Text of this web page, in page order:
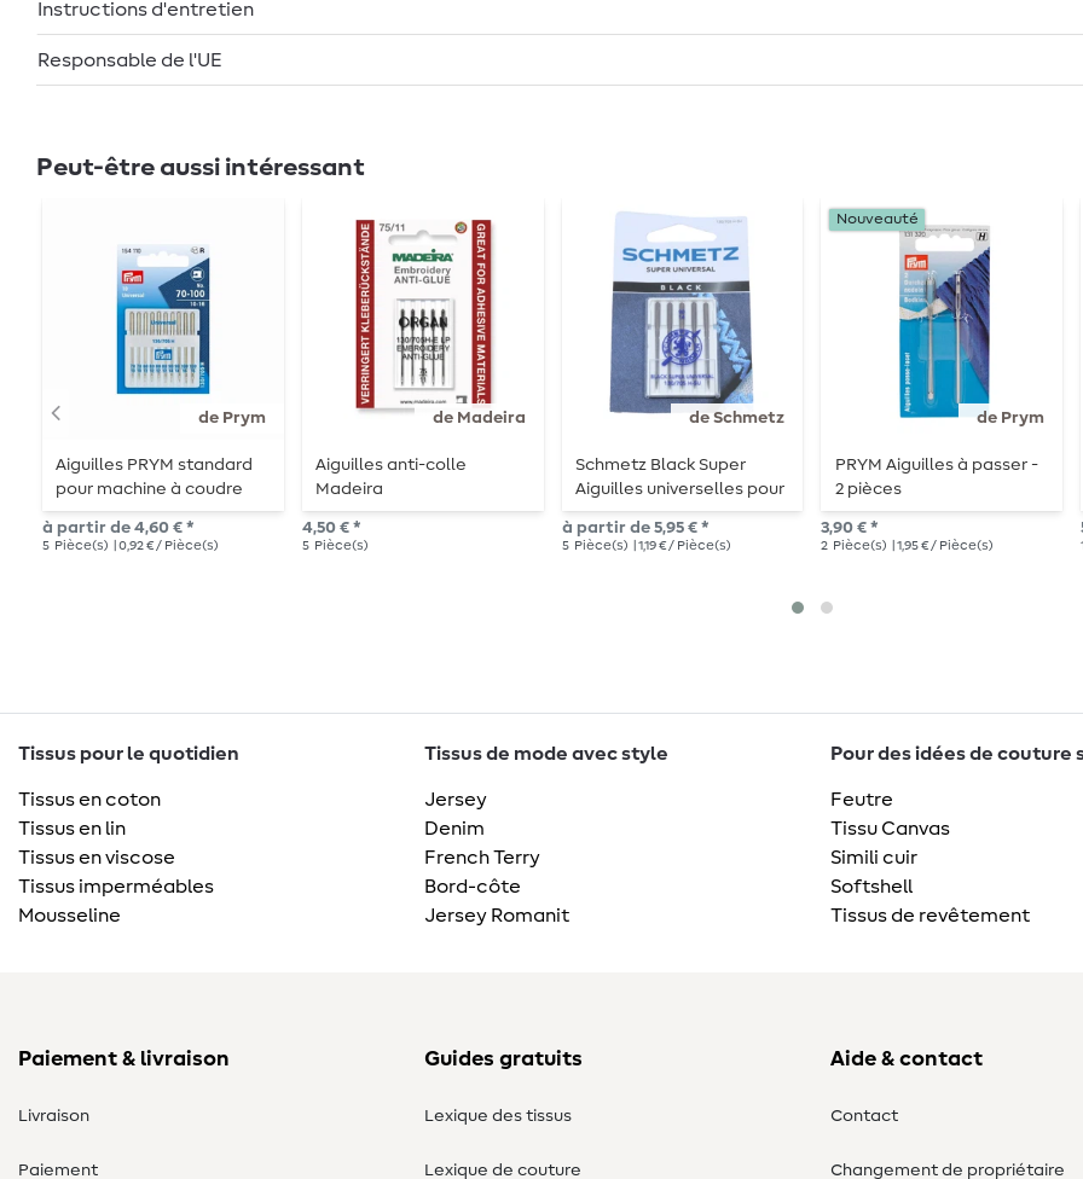
Instructions d'entretien
Responsable de l'UE
Peut-être aussi intéressant
de Prym
Aiguilles PRYM standard
pour machine à coudre
à partir de 4,60 € *
5 Pièce(s) | 0,92 € / Pièce(s)
de Madeira
Aiguilles anti-colle
Madeira
4,50 € *
5 Pièce(s)
de Schmetz
Schmetz Black Super
Aiguilles universelles pour
machines à coudre
à partir de 5,95 € *
5 Pièce(s) | 1,19 € / Pièce(s)
de Prym
Nouveauté
PRYM Aiguilles à passer -
2 pièces
3,90 € *
2 Pièce(s) | 1,95 € / Pièce(s)
Tissus pour le quotidien
Tissus en coton
Tissus en lin
Tissus en viscose
Tissus imperméables
Mousseline
Tissus de mode avec style
Jersey
Denim
French Terry
Bord-côte
Jersey Romanit
Pour des idées de couture
Feutre
Tissu Canvas
Simili cuir
Softshell
Tissus de revêtement
Paiement & livraison
Livraison
Paiement
Guides gratuits
Lexique des tissus
Lexique de couture
Aide & contact
Contact
Changement de propriétaire